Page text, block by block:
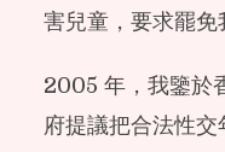
害兒童，要求罷免
2005 年，我鑒於
府提議把合法性交